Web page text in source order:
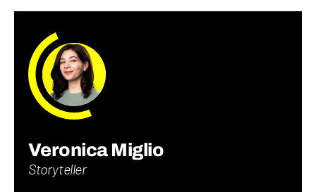
Veronica Miglio
Storyteller